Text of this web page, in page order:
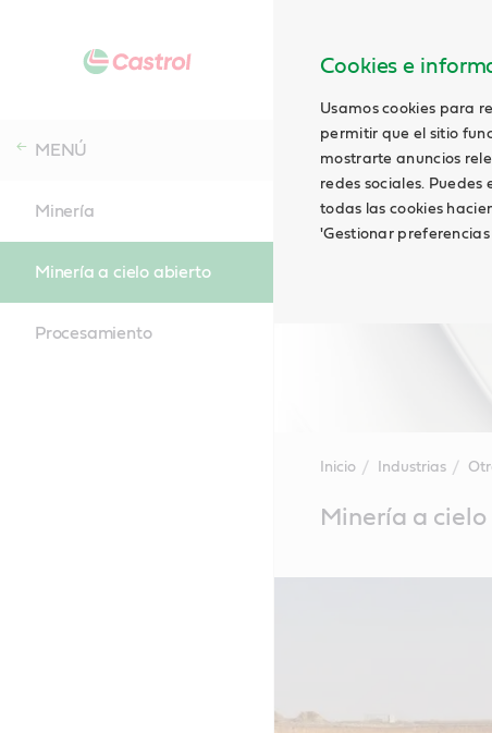
Cookies e
Usamos cookies para
permitir que el sitio
mostrarte anuncios
redes sociales.
todas las cookies
'Gestionar
MENÚ
Minería
Minería a cielo abierto
Procesamiento
Inicio Industrias
ContentMinería a